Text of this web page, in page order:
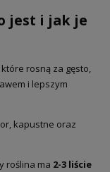
jest i jak je
rosną za gęsto,
i lepszym
kapustne oraz
roślina ma 2-3 liście